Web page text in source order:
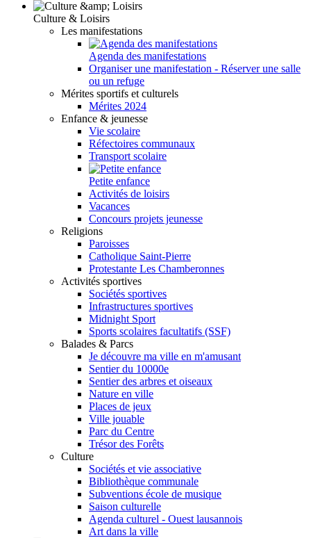
Culture & Loisirs
Les manifestations
Agenda des manifestations
Organiser une manifestation - Réserver une salle
ou un refuge
Mérites sportifs et culturels
Mérites 2024
Enfance & jeunesse
Vie scolaire
Réfectoires communaux
Transport scolaire
Petite enfance
Activités de loisirs
Vacances
Concours projets jeunesse
Religions
Paroisses
Catholique Saint-Pierre
Protestante Les Chamberonnes
Activités sportives
Sociétés sportives
Infrastructures sportives
Midnight Sport
Sports scolaires facultatifs (SSF)
Balades & Parcs
Je découvre ma ville en m'amusant
Sentier du 10000e
Sentier des arbres et oiseaux
Nature en ville
Places de jeux
Ville jouable
Parc du Centre
Trésor des Forêts
Culture
Sociétés et vie associative
Bibliothèque communale
Subventions école de musique
Saison culturelle
Agenda culturel - Ouest lausannois
Art dans la ville